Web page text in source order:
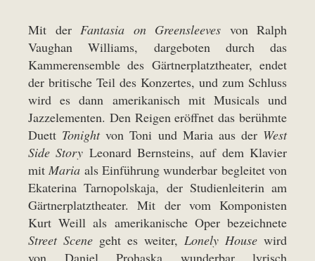
Mit der Fantasia on Greensleeves von Ralph
Vaughan Williams, dargeboten durch das
Kammerensemble des Gärtnerplatztheater, endet
der britische Teil des Konzertes, und zum Schluss
wird es dann amerikanisch mit Musicals und
Jazzelementen. Den Reigen eröffnet das berühmte
Duett Tonightvon Toni und Maria aus der West
Side Story Leonard Bernsteins, auf dem Klavier
mit Maria als Einführung wunderbar begleitet von
Ekaterina Tarnopolskaja, der Studienleiterin am
Gärtnerplatztheater. Mit der vom Komponisten
Kurt Weill als amerikanische Oper bezeichnete
Street Scene geht es weiter, Lonely House wird
von Daniel Prohaska wunderbar lyrisch